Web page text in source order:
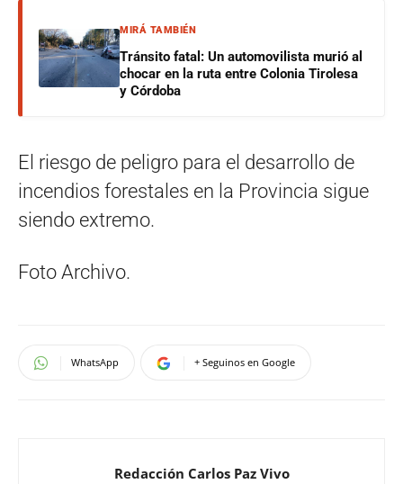
MIRÁ TAMBIÉN
Tránsito fatal: Un automovilista murió al
chocar en la ruta entre Colonia Tirolesa
y Córdoba
El riesgo de peligro para el desarrollo de
incendios forestales en la Provincia sigue
siendo extremo.
Foto Archivo.
WhatsApp + Seguinos en Google
Redacción Carlos Paz Vivo